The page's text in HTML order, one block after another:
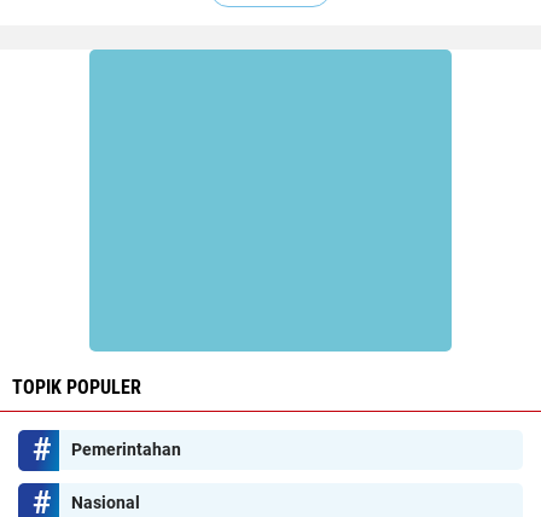
TOPIK POPULER
Pemerintahan
Nasional